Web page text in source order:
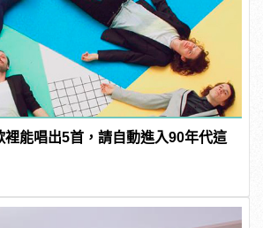
裡能唱出5首，請自動進入90年代這